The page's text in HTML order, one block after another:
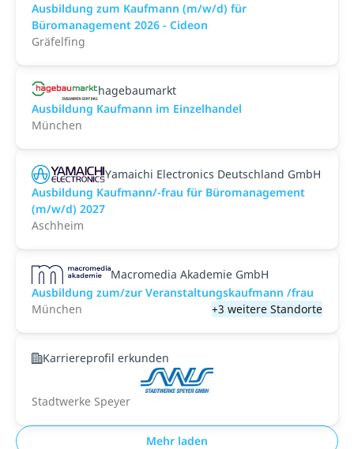
Ausbildung zum Kaufmann (m/w/d) für
Büromanagement 2026 - Cideon
Gräfelfing
hagebaumarkt
Ausbildung Kaufmann im Einzelhandel
München
Yamaichi Electronics Deutschland GmbH
Ausbildung Kaufmann/-frau für Büromanagement
(m/w/d) 2027
Aschheim
Macromedia Akademie GmbH
Ausbildung zum/zur Veranstaltungs­kaufmann /frau
München
+3 weitere Standorte
Karriereprofil erkunden
Stadtwerke Speyer
Mehr laden